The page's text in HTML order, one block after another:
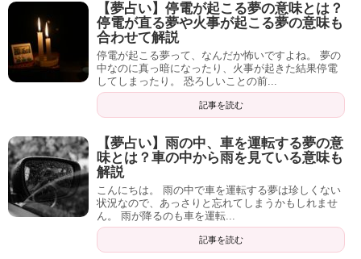
【夢占い】停電が起こる夢の意味とは？
停電が直る夢や火事が起こる夢の意味も
合わせて解説
停電が起こる夢って、なんだか怖いですよね。 夢の
中なのに真っ暗になったり、火事が起きた結果停電
してしまったり。 恐ろしいことの前...
記事を読む
【夢占い】雨の中、車を運転する夢の意
味とは？車の中から雨を見ている意味も
解説
こんにちは。 雨の中で車を運転する夢は珍しくない
状況なので、あっさりと忘れてしまうかもしれませ
ん。 雨が降るのも車を運転...
記事を読む